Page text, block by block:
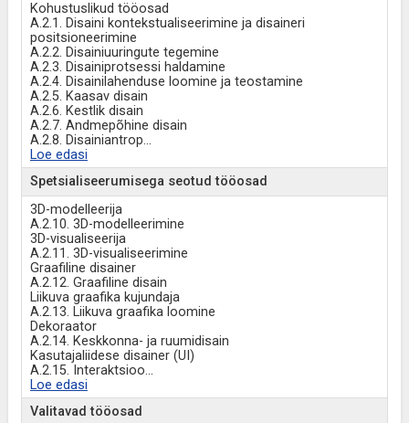
Kohustuslikud tööosad
A.2.1. Disaini kontekstualiseerimine ja disaineri
positsioneerimine
A.2.2. Disainiuuringute tegemine
A.2.3. Disainiprotsessi haldamine
A.2.4. Disainilahenduse loomine ja teostamine
A.2.5. Kaasav disain
A.2.6. Kestlik disain
A.2.7. Andmepõhine disain
A.2.8. Disainiantrop...
Loe edasi
Spetsialiseerumisega seotud tööosad
3D-modelleerija
A.2.10. 3D-modelleerimine
3D-visualiseerija
A.2.11. 3D-visualiseerimine
Graafiline disainer
A.2.12. Graafiline disain
Liikuva graafika kujundaja
A.2.13. Liikuva graafika loomine
Dekoraator
A.2.14. Keskkonna- ja ruumidisain
Kasutajaliidese disainer (UI)
A.2.15. Interaktsioo...
Loe edasi
Valitavad tööosad